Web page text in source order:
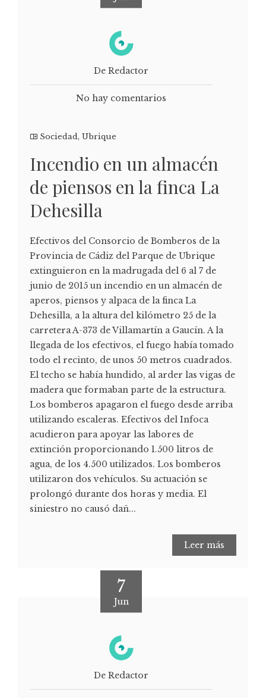
De Redactor
No hay comentarios
Sociedad, Ubrique
Incendio en un almacén
de piensos en la finca La
Dehesilla
Efectivos del Consorcio de Bomberos de la
Provincia de Cádiz del Parque de Ubrique
extinguieron en la madrugada del 6 al 7 de
junio de 2015 un incendio en un almacén de
aperos, piensos y alpaca de la finca La
Dehesilla, a la altura del kilómetro 25 de la
carretera A-373 de Villamartín a Gaucín. A la
llegada de los efectivos, el fuego había tomado
todo el recinto, de unos 50 metros cuadrados.
El techo se había hundido, al arder las vigas de
madera que formaban parte de la estructura.
Los bomberos apagaron el fuego desde arriba
utilizando escaleras. Efectivos del Infoca
acudieron para apoyar las labores de
extinción proporcionando 1.500 litros de
agua, de los 4.500 utilizados. Los bomberos
utilizaron dos vehículos. Su actuación se
prolongó durante dos horas y media. El
siniestro no causó dañ...
Leer más
7
Jun
De Redactor